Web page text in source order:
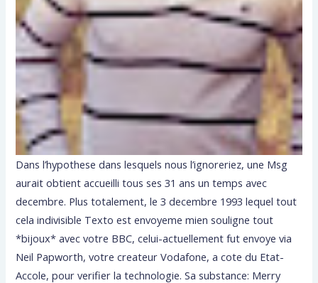
Dans l’hypothese dans lesquels nous l’ignoreriez, une Msg
aurait obtient accueilli tous ses 31 ans un temps avec
decembre. Plus totalement, le 3 decembre 1993 lequel tout
cela indivisible Texto est envoyeme mien souligne tout
*bijoux* avec votre BBC, celui-actuellement fut envoye via
Neil Papworth, votre createur Vodafone, a cote du Etat-
Accole, pour verifier la technologie. Sa substance: Merry